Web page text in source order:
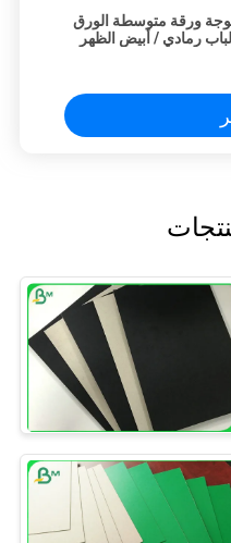
ورقة متوسطة الورق
لباب رمادي / أبيض الظهر